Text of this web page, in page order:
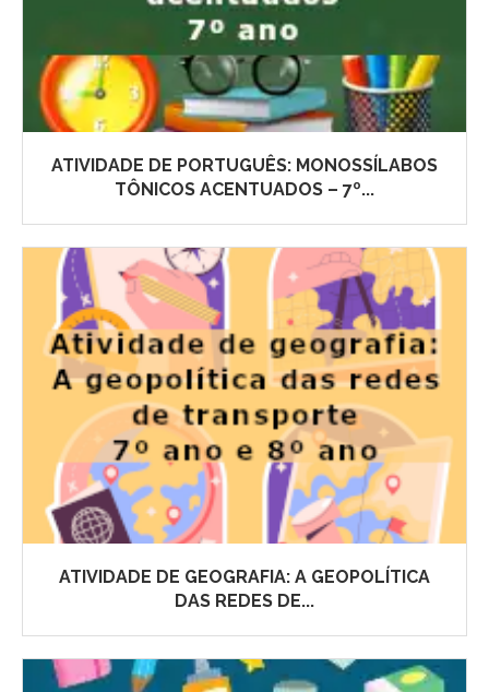
ATIVIDADE DE PORTUGUÊS: MONOSSÍLABOS
TÔNICOS ACENTUADOS – 7º...
ATIVIDADE DE GEOGRAFIA: A GEOPOLÍTICA
DAS REDES DE...